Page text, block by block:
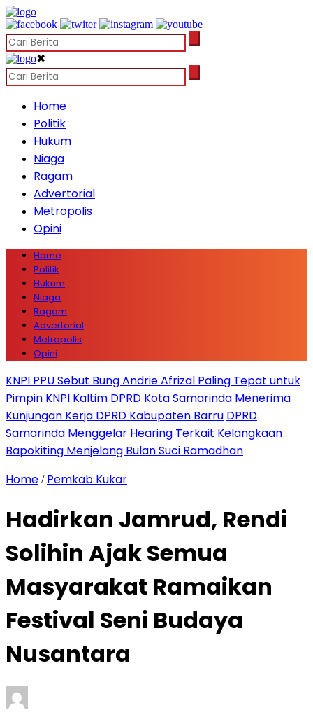
✖
Home
Politik
Hukum
Niaga
Ragam
Advertorial
Metropolis
Opini
Home
Politik
Hukum
Niaga
Ragam
Advertorial
Metropolis
Opini
KNPI PPU Sebut Bung Andrie Afrizal Paling Tepat untuk
Pimpin KNPI Kaltim DPRD Kota Samarinda Menerima
Kunjungan Kerja DPRD Kabupaten Barru DPRD
Samarinda Menggelar Hearing Terkait Kelangkaan
Bapokiting Menjelang Bulan Suci Ramadhan
Home / Pemkab Kukar
Hadirkan Jamrud, Rendi
Solihin Ajak Semua
Masyarakat Ramaikan
Festival Seni Budaya
Nusantara